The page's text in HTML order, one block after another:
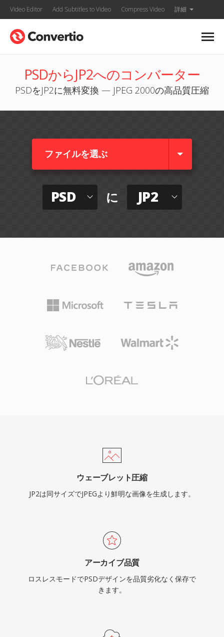
Video Editor Add Subtitles to Video Compress Video 詳細
PSDからJP2へのコンバーター
PSDをJP2に無料変換 — JPEG 2000の高品質圧縮
ファイルを選ぶ
PSD に JP2
ウェーブレット圧縮
JP2は同サイズでJPEGより鮮明な画像を生成します。
アーカイブ品質
ロスレスモードでPSDデザインを品質劣化なく保存で
きます。